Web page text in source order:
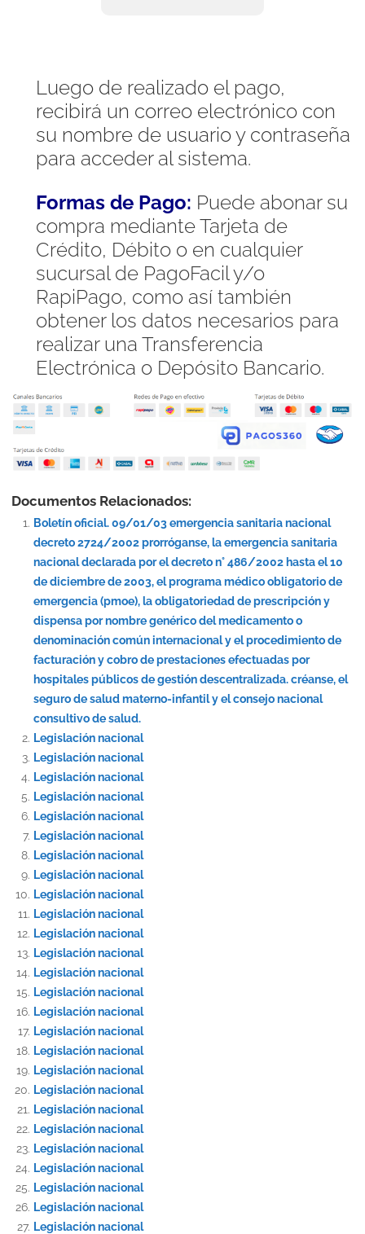
Luego de realizado el pago,
recibirá un correo electrónico con
su nombre de usuario y contraseña
para acceder al sistema.
Formas de Pago: Puede abonar su
compra mediante Tarjeta de
Crédito, Débito o en cualquier
sucursal de PagoFacil y/o
RapiPago, como así también
obtener los datos necesarios para
realizar una Transferencia
Electrónica o Depósito Bancario.
Documentos Relacionados:
Boletín oficial. 09/01/03 emergencia sanitaria nacional
decreto 2724/2002 prorróganse, la emergencia sanitaria
nacional declarada por el decreto n° 486/2002 hasta el 10
de diciembre de 2003, el programa médico obligatorio de
emergencia (pmoe), la obligatoriedad de prescripción y
dispensa por nombre genérico del medicamento o
denominación común internacional y el procedimiento de
facturación y cobro de prestaciones efectuadas por
hospitales públicos de gestión descentralizada. créanse, el
seguro de salud materno-infantil y el consejo nacional
consultivo de salud.
Legislación nacional
Legislación nacional
Legislación nacional
Legislación nacional
Legislación nacional
Legislación nacional
Legislación nacional
Legislación nacional
Legislación nacional
Legislación nacional
Legislación nacional
Legislación nacional
Legislación nacional
Legislación nacional
Legislación nacional
Legislación nacional
Legislación nacional
Legislación nacional
Legislación nacional
Legislación nacional
Legislación nacional
Legislación nacional
Legislación nacional
Legislación nacional
Legislación nacional
Legislación nacional